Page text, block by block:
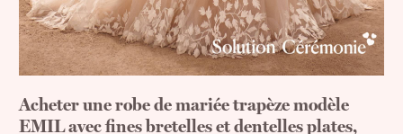
Acheter une robe de mariée trapèze modèle
EMIL avec fines bretelles et dentelles plates,